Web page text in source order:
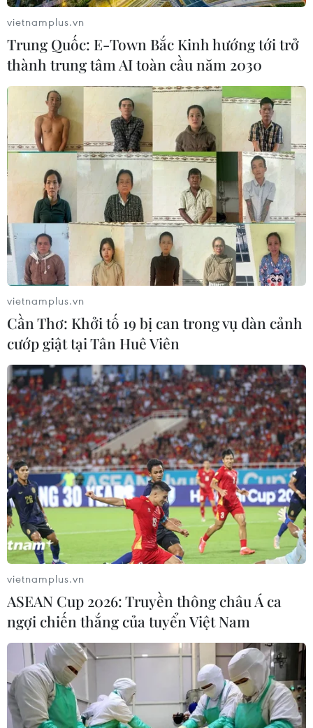
diện.
Quách Thị Lan chia tay Olympic trong
cơn mưa nặng hạt ở Tokyo
02/08/2021 12:16
Quách Thị Lan chỉ về thứ 6 với thời gian thời gian 56
giây 78, kém hơn thành tích vòng loại do bị ảnh hưởng
bởi cơn mưa nặng hạt ở Tokyo (Nhật Bản).
Năm điểm nhấn của đoàn Thể thao Việt
Nam tại Olympic Tokyo 2020
05/08/2021 12:34
Gương mặt ấn tượng nhất của đoàn thể thao Việt Nam
là tay vợt Nguyễn Thùy Linh - người được đánh giá là
vietnamplus.vn
Trung Quốc: E-Town Bắc Kinh hướng tới trở
thành trung tâm AI toàn cầu năm 2030
vietnamplus.vn
Cần Thơ: Khởi tố 19 bị can trong vụ dàn cảnh
cướp giật tại Tân Huê Viên
vietnamplus.vn
ASEAN Cup 2026: Truyền thông châu Á ca
ngợi chiến thắng của tuyển Việt Nam